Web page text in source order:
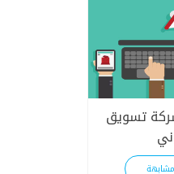
تسويق